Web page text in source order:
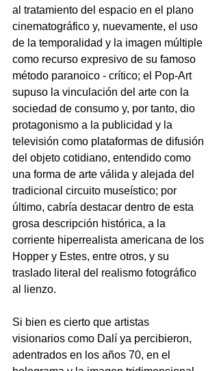
al tratamiento del espacio en el plano
cinematográfico y, nuevamente, el uso
de la temporalidad y la imagen múltiple
como recurso expresivo de su famoso
método paranoico - crítico; el Pop-Art
supuso la vinculación del arte con la
sociedad de consumo y, por tanto, dio
protagonismo a la publicidad y la
televisión como plataformas de difusión
del objeto cotidiano, entendido como
una forma de arte válida y alejada del
tradicional circuito museístico; por
último, cabría destacar dentro de esta
grosa descripción histórica, a la
corriente hiperrealista americana de los
Hopper y Estes, entre otros, y su
traslado literal del realismo fotográfico
al lienzo.
Si bien es cierto que artistas
visionarios como Dalí ya percibieron,
adentrados en los años 70, en el